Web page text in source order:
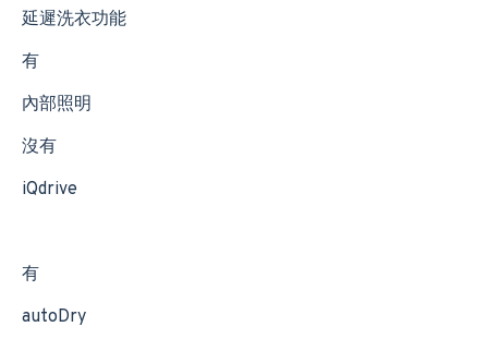
延遲洗衣功能
有
內部照明
沒有
iQdrive
有
autoDry